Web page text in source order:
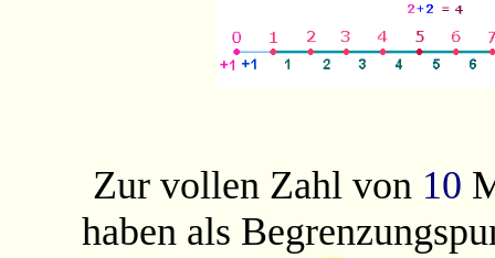
Zur vollen Zahl von 10
haben als